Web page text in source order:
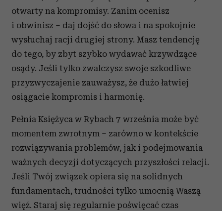
otwarty na kompromisy. Zanim ocenisz
i obwinisz – daj dojść do słowa i na spokojnie
wysłuchaj racji drugiej strony. Masz tendencję
do tego, by zbyt szybko wydawać krzywdzące
osądy. Jeśli tylko zwalczysz swoje szkodliwe
przyzwyczajenie zauważysz, że dużo łatwiej
osiągacie kompromis i harmonię.
Pełnia Księżyca w Rybach 7 września może być
momentem zwrotnym – zarówno w kontekście
rozwiązywania problemów, jak i podejmowania
ważnych decyzji dotyczących przyszłości relacji.
Jeśli Twój związek opiera się na solidnych
fundamentach, trudności tylko umocnią Waszą
więź. Staraj się regularnie poświęcać czas